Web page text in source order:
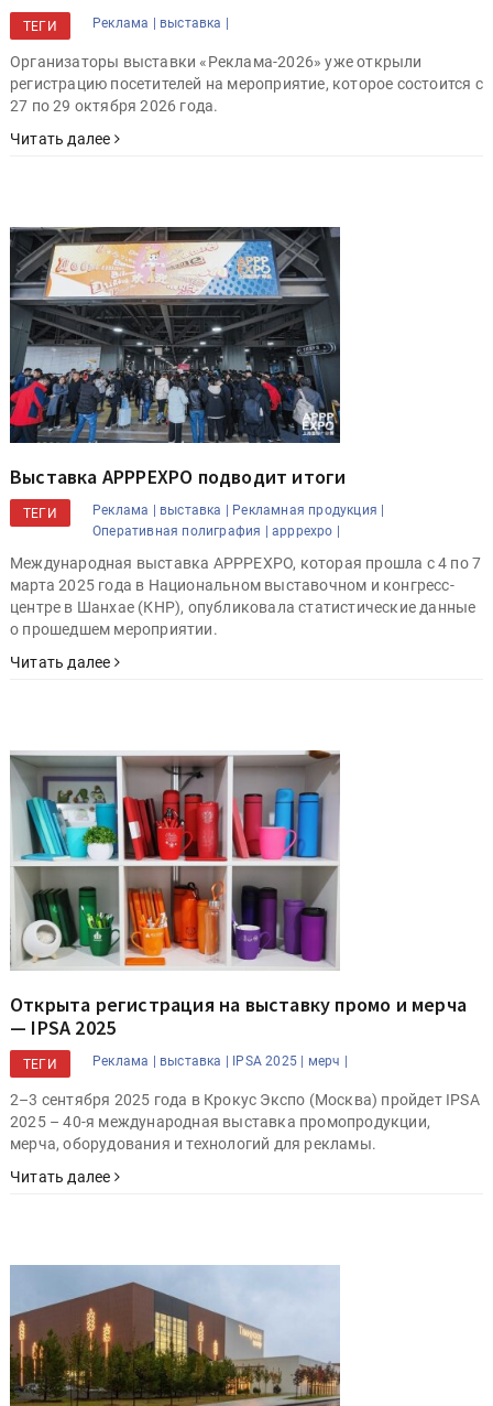
ТЕГИ Реклама | выставка |
Организаторы выставки «Реклама-2026» уже открыли
регистрацию посетителей на мероприятие, которое состоится с
27 по 29 октября 2026 года.
Читать далее
Выставка APPPEXPO подводит итоги
ТЕГИ Реклама | выставка |
Рекламная продукция |
Оперативная полиграфия |
apppexpo |
Международная выставка APPPEXPO, которая прошла с 4 по 7
марта 2025 года в Национальном выставочном и конгресс-
центре в Шанхае (КНР), опубликовала статистические данные
о прошедшем мероприятии.
Читать далее
Открыта регистрация на выставку промо и мерча
— IPSA 2025
ТЕГИ Реклама | выставка | IPSA 2025 | мерч |
2–3 сентября 2025 года в Крокус Экспо (Москва) пройдет IPSA
2025 – 40-я международная выставка промопродукции,
мерча, оборудования и технологий для рекламы.
Читать далее